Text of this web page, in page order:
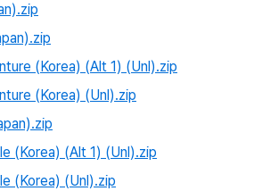
(Korea) (Alt 1) (Unl).zip
(Korea) (Unl).zip
(Korea) (Alt 1) (Unl).zip
(Korea) (Unl).zip